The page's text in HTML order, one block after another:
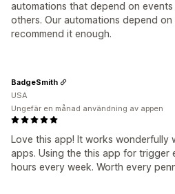
automations that depend on
others. Our automations depend on
recommend it enough.
Love this app! It works wonderfully
apps. Using the this app for trigger
hours every week. Worth every
BadgeSmith
USA
Ungefär en månad användning av appen